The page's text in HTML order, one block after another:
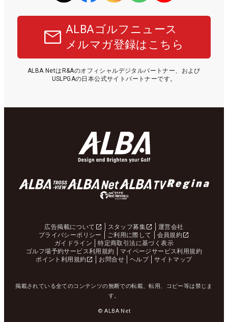
ALBAゴルフニュース
メルマガ登録はこちら
ALBA NetはR&Aのオフィシャルデジタルパートナー、および
USLPGAの日本公式サイトパートナーです。
広告掲載について スタッフ募集
運営会社
プライバシーポリシー
ご利用に際して
会員規約
ガイドライン
特定商取引法に基づく表示
ゴルフ場予約サービス利用規約
マイページサービス利用規約
ポイント利用規約
お問合せ ヘルプ サイトマップ
掲載されている全てのコンテンツの無断での転載、転用、コピー等は禁じま
す。
© ALBA Net